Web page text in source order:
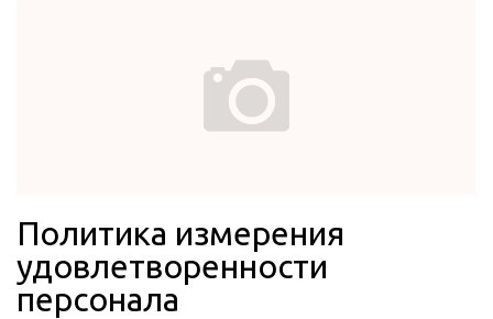
Политика измерения
удовлетворенности
персонала